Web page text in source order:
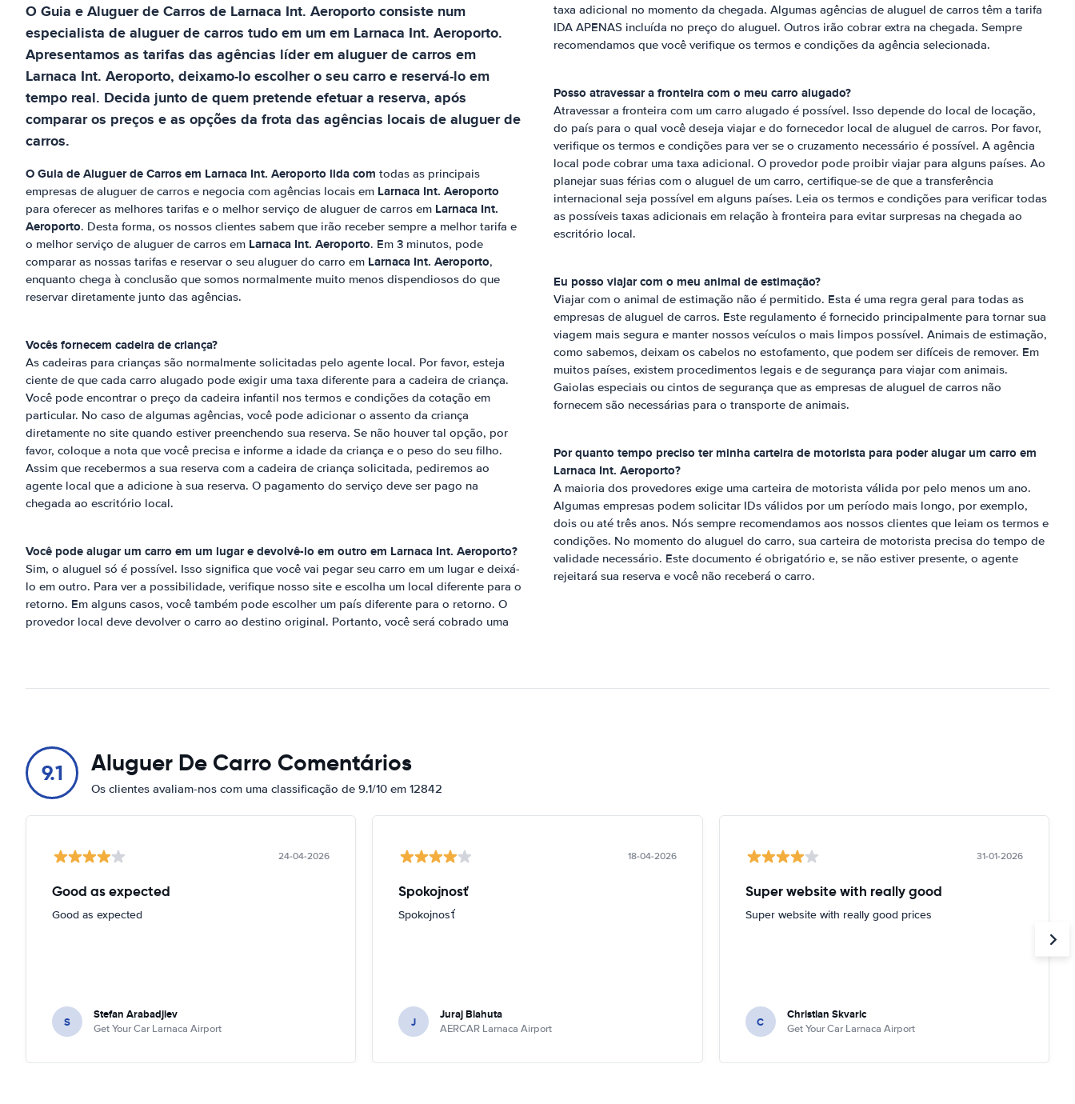
O Guia e Aluguer de Carros de Larnaca Int. Aeroportoconsiste num
especialista de aluguer de carros tudo em umem Larnaca Int. Aeroporto.
Apresentamos as tarifas das agências líder em aluguer de carros em
Larnaca Int. Aeroporto, deixamo-lo escolher o seu carro e reservá-lo em
tempo real. Decida junto de quem pretende efetuar a reserva, após
comparar os preços e as opções da frota das agências locais de aluguer de
carros.
O Guia de Aluguer de Carros em Larnaca Int. Aeroporto lida com todas as principais
empresas de aluguer de carros e negocia com agências locais em Larnaca Int. Aeroporto
para oferecer as melhores tarifas e o melhor serviço de aluguer de carros em Larnaca Int.
Aeroporto. Desta forma, os nossos clientes sabem que irão receber sempre a melhor tarifa e
o melhor serviço de aluguer de carros em Larnaca Int. Aeroporto. Em 3 minutos, pode
comparar as nossas tarifas e reservar o seu aluguer do carro em Larnaca Int. Aeroporto,
enquanto chega à conclusão que somos normalmente muito menos dispendiosos do que
reservar diretamente junto das agências.
Vocês fornecem cadeira de criança?
As cadeiras para crianças são normalmente solicitadas pelo agente local. Por favor, esteja
ciente de que cada carro alugado pode exigir uma taxa diferente para a cadeira de criança.
Você pode encontrar o preço da cadeira infantil nos termos e condições da cotação em
particular. No caso de algumas agências, você pode adicionar o assento da criança
diretamente no site quando estiver preenchendo sua reserva. Se não houver tal opção, por
favor, coloque a nota que você precisa e informe a idade da criança e o peso do seu filho.
Assim que recebermos a sua reserva com a cadeira de criança solicitada, pediremos ao
agente local que a adicione à sua reserva. O pagamento do serviço deve ser pago na
chegada ao escritório local.
Você pode alugar um carro em um lugar e devolvê-lo em outro em Larnaca Int. Aeroporto?
Sim, o aluguel só é possível. Isso significa que você vai pegar seu carro em um lugar e deixá-
lo em outro. Para ver a possibilidade, verifique nosso site e escolha um local diferente para o
retorno. Em alguns casos, você também pode escolher um país diferente para o retorno. O
provedor local deve devolver o carro ao destino original. Portanto, você será cobrado uma
taxa adicional no momento da chegada. Algumas agências de aluguel de carros têm a tarifa
IDA APENAS incluída no preço do aluguel. Outros irão cobrar extra na chegada. Sempre
recomendamos que você verifique os termos e condições da agência selecionada.
Posso atravessar a fronteira com o meu carro alugado?
Atravessar a fronteira com um carro alugado é possível. Isso depende do local de locação,
do país para o qual você deseja viajar e do fornecedor local de aluguel de carros. Por favor,
verifique os termos e condições para ver se o cruzamento necessário é possível. A agência
local pode cobrar uma taxa adicional. O provedor pode proibir viajar para alguns países. Ao
planejar suas férias com o aluguel de um carro, certifique-se de que a transferência
internacional seja possível em alguns países. Leia os termos e condições para verificar todas
as possíveis taxas adicionais em relação à fronteira para evitar surpresas na chegada ao
escritório local.
Eu posso viajar com o meu animal de estimação?
Viajar com o animal de estimação não é permitido. Esta é uma regra geral para todas as
empresas de aluguel de carros. Este regulamento é fornecido principalmente para tornar sua
viagem mais segura e manter nossos veículos o mais limpos possível. Animais de estimação,
como sabemos, deixam os cabelos no estofamento, que podem ser difíceis de remover. Em
muitos países, existem procedimentos legais e de segurança para viajar com animais.
Gaiolas especiais ou cintos de segurança que as empresas de aluguel de carros não
fornecem são necessárias para o transporte de animais.
Por quanto tempo preciso ter minha carteira de motorista para poder alugar um carro em
Larnaca Int. Aeroporto?
A maioria dos provedores exige uma carteira de motorista válida por pelo menos um ano.
Algumas empresas podem solicitar IDs válidos por um período mais longo, por exemplo,
dois ou até três anos. Nós sempre recomendamos aos nossos clientes que leiam os termos e
condições. No momento do aluguel do carro, sua carteira de motorista precisa do tempo de
validade necessário. Este documento é obrigatório e, se não estiver presente, o agente
rejeitará sua reserva e você não receberá o carro.
9.1 Aluguer De Carro Comentários
Os clientes avaliam-nos com uma classificação de 9.1/10 em 12842
24-04-2026
Good as expected
Good as expected
S Stefan Arabadjiev
Get Your Car Larnaca Airport
18-04-2026
Spokojnosť
Spokojnosť
J Juraj Blahuta
AERCAR Larnaca Airport
31-01-2026
Super website with really good
Super website with really good prices
C Christian Skvaric
Get Your Car Larnaca Airport